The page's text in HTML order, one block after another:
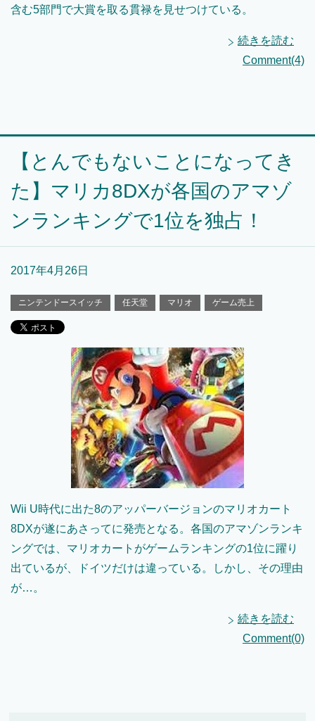
含む5部門で大賞を取る貫禄を見せつけている。
続きを読む
Comment(4)
【とんでもないことになってき
た】マリカ8DXが各国のアマゾ
ンランキングで1位を独占！
2017年4月26日
ニンテンドースイッチ 任天堂 マリオ ゲーム売上
Wii U時代に出た8のアッパーバージョンのマリオカート
8DXが遂にあさってに発売となる。各国のアマゾンランキ
ングでは、マリオカートがゲームランキングの1位に躍り
出ているが、ドイツだけは違っている。しかし、その理由
が…。
続きを読む
Comment(0)